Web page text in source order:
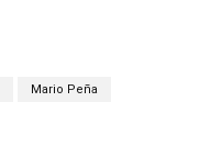
Mario Peña